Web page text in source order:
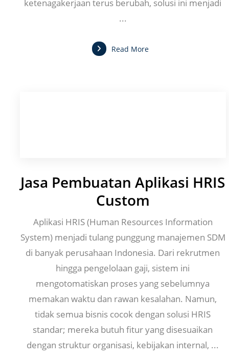
ketenagakerjaan terus berubah, solusi ini menjadi
...
Read More
Jasa Pembuatan Aplikasi HRIS
Custom
Aplikasi HRIS (Human Resources Information
System) menjadi tulang punggung manajemen SDM
di banyak perusahaan Indonesia. Dari rekrutmen
hingga pengelolaan gaji, sistem ini
mengotomatiskan proses yang sebelumnya
memakan waktu dan rawan kesalahan. Namun,
tidak semua bisnis cocok dengan solusi HRIS
standar; mereka butuh fitur yang disesuaikan
dengan struktur organisasi, kebijakan internal, ...